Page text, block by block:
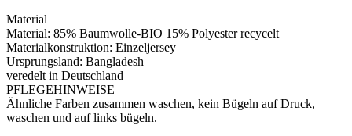
Material
Material: 85% Baumwolle-BIO 15% Polyester recycelt
Materialkonstruktion: Einzeljersey
Ursprungsland: Bangladesh
veredelt in Deutschland
PFLEGEHINWEISE
Ähnliche Farben zusammen waschen, kein Bügeln auf Druck,
waschen und auf links bügeln.